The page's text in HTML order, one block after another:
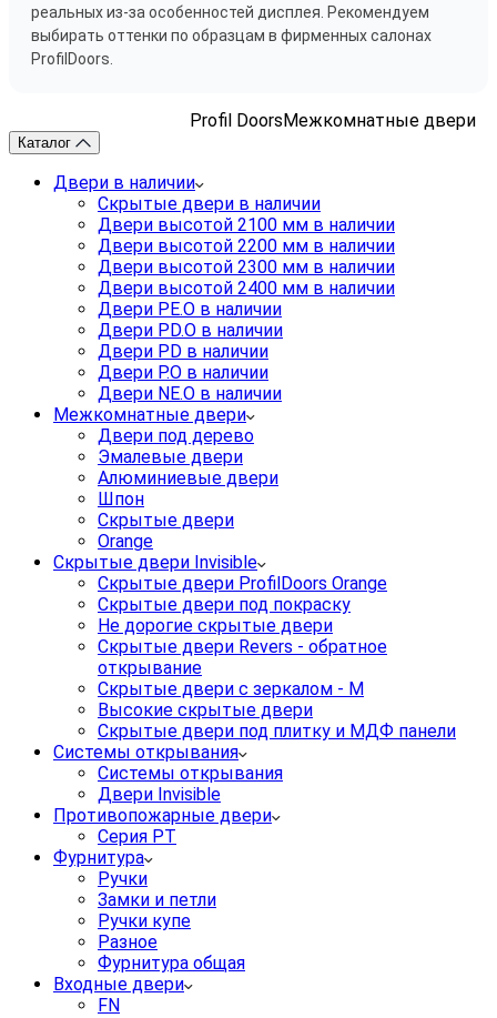
реальных из-за особенностей дисплея. Рекомендуем
выбирать оттенки по образцам в фирменных салонах
ProfilDoors.
Profil Doors Межкомнатные двери
Каталог
Двери в наличии
Скрытые двери в наличии
Двери высотой 2100 мм в наличии
Двери высотой 2200 мм в наличии
Двери высотой 2300 мм в наличии
Двери высотой 2400 мм в наличии
Двери PE.O в наличии
Двери PD.O в наличии
Двери PD в наличии
Двери P.O в наличии
Двери NE.O в наличии
Межкомнатные двери
Двери под дерево
Эмалевые двери
Алюминиевые двери
Шпон
Скрытые двери
Orange
Скрытые двери Invisible
Скрытые двери ProfilDoors Orange
Скрытые двери под покраску
Не дорогие скрытые двери
Скрытые двери Revers - обратное
открывание
Скрытые двери с зеркалом - M
Высокие скрытые двери
Скрытые двери под плитку и МДФ панели
Системы открывания
Системы открывания
Двери Invisible
Противопожарные двери
Серия PT
Фурнитура
Ручки
Замки и петли
Ручки купе
Разное
Фурнитура общая
Входные двери
FN